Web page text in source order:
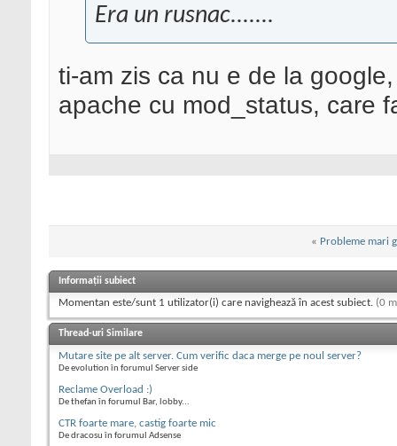
Era un rusnac.......
ti-am zis ca nu e de la
apache cu mod_status, care
« Probleme mari
Informații subiect
Momentan este/sunt 1 utilizator(i) care navighează în acest subiect. (0
Thread-uri Similare
Mutare site pe alt server. Cum verific daca merge pe noul server?
De evolution în forumul Server side
Reclame Overload :)
De thefan în forumul Bar, lobby...
CTR foarte mare, castig foarte mic
De dracosu în forumul Adsense